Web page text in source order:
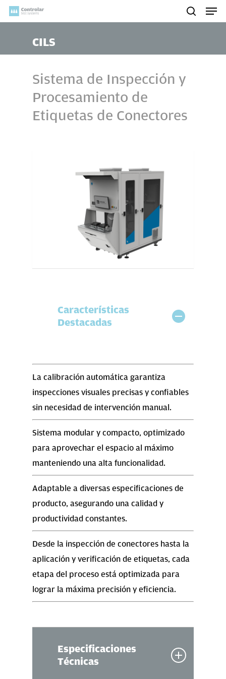
Skip
search
CILS
Sistema de Inspección y
Procesamiento de
Etiquetas de Conectores
Características
Destacadas
La calibración automática garantiza
inspecciones visuales precisas y confiables
sin necesidad de intervención manual.
Sistema modular y compacto, optimizado
para aprovechar el espacio al máximo
manteniendo una alta funcionalidad.
Adaptable a diversas especificaciones de
producto, asegurando una calidad y
productividad constantes.
Desde la inspección de conectores hasta la
aplicación y verificación de etiquetas, cada
etapa del proceso está optimizada para
lograr la máxima precisión y eficiencia.
Especificaciones
Técnicas